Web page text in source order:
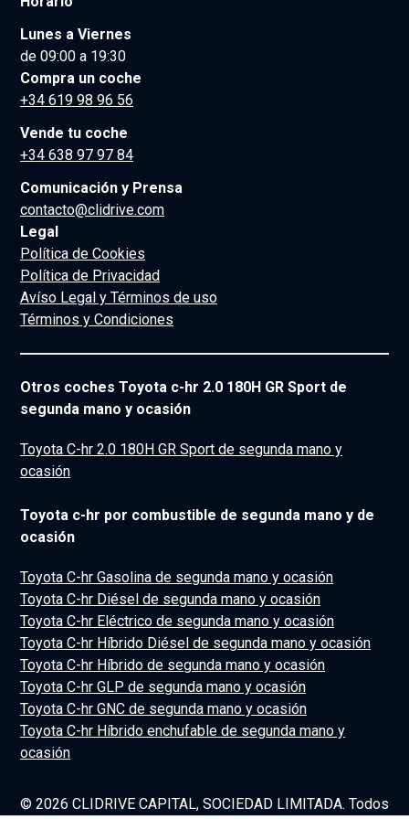
Lunes a Viernes
de 09:00 a 19:30
Compra un coche
+34 619 98 96 56
Vende tu coche
+34 638 97 97 84
Comunicación y Prensa
contacto@clidrive.com
Legal
Política de Cookies
Política de Privacidad
Avíso Legal y Términos de uso
Términos y Condiciones
Otros coches Toyota c-hr 2.0 180H GR Sport de
segunda mano y ocasión
Toyota C-hr 2.0 180H GR Sport de segunda mano y
ocasión
Toyota c-hr por combustible de segunda mano y de
ocasión
Toyota C-hr Gasolina de segunda mano y ocasión
Toyota C-hr Diésel de segunda mano y ocasión
Toyota C-hr Eléctrico de segunda mano y ocasión
Toyota C-hr Híbrido Diésel de segunda mano y ocasión
Toyota C-hr Híbrido de segunda mano y ocasión
Toyota C-hr GLP de segunda mano y ocasión
Toyota C-hr GNC de segunda mano y ocasión
Toyota C-hr Híbrido enchufable de segunda mano y
ocasión
© 2026 CLIDRIVE CAPITAL, SOCIEDAD LIMITADA. Todos